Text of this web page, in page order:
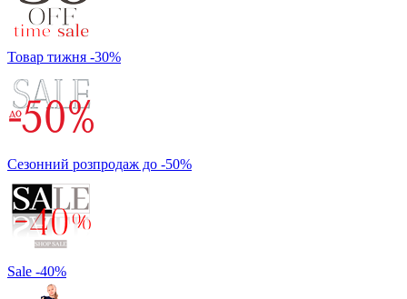
Товар тижня -30%
Сезонний розпродаж до -50%
Sale -40%